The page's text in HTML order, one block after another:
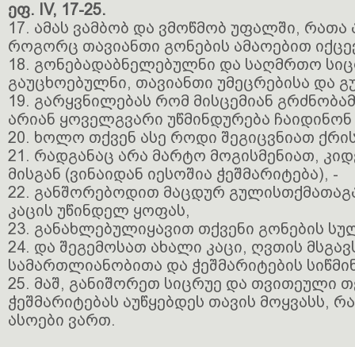
ეფ. IV, 17-25.
17. ამას ვამბობ და ვმოწმობ უფალში,
როგორც თავიანთი გონების ამაოებით
18. გონებადაბნელებულნი და საღმრთო
გაუცხოებულნი, თავიანთი უმეცრებისა და
19. გარყვნილებას რომ მისცემიან
არიან ყოველგვარი უწმინდურება
20. ხოლო თქვენ ასე როდი შეგიცვნიათ
21. რადგანაც არა მარტო მოგისმენიათ,
მისგან (ვინაიდან იესოშია ჭეშმარიტება), -
22. განშორებოდით მაცდურ
კაცის უწინდელ ყოფას,
23. განახლებულიყავით თქვენი გონების
24. და შეგემოსათ ახალი კაცი, ღვთის
სამართლიანობითა და ჭეშმარიტების
25. მაშ, განიშორეთ სიცრუე და თვითეული
ჭეშმარიტებას აუწყებდეს თავის მოყვასს,
ასოები ვართ.